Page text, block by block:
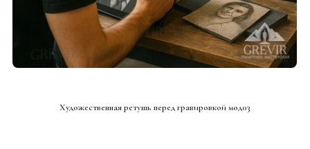
Художественная ретушь перед гравировкой мод03